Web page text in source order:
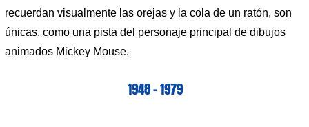
recuerdan visualmente las orejas y la cola de un ratón, son
únicas, como una pista del personaje principal de dibujos
animados Mickey Mouse.
1948 – 1979